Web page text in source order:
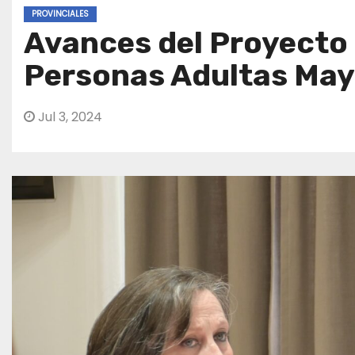
PROVINCIALES
Avances del
Personas Adultas
Jul 3, 2024